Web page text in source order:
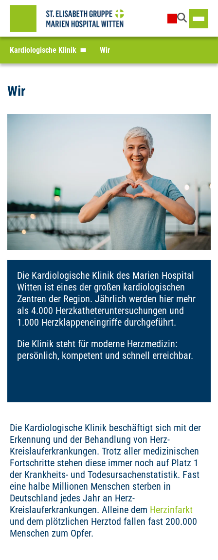
Kardiologische Klinik Wir
Wir
Die Kardiologische Klinik des Marien Hospital
Witten ist eines der großen kardiologischen
Zentren der Region. Jährlich werden hier mehr
als 4.000 Herzkatheteruntersuchungen und
1.000 Herzklappeneingriffe durchgeführt.
Die Klinik steht für moderne Herzmedizin:
persönlich, kompetent und schnell erreichbar.
Die Kardiologische Klinik beschäftigt sich mit der
Erkennung und der Behandlung von Herz-
Kreislauferkrankungen. Trotz aller medizinischen
Fortschritte stehen diese immer noch auf Platz 1
der Krankheits- und Todesursachenstatistik. Fast
eine halbe Millionen Menschen sterben in
Deutschland jedes Jahr an Herz-
Kreislauferkrankungen. Alleine dem Herzinfarkt
und dem plötzlichen Herztod fallen fast 200.000
Menschen zum Opfer.